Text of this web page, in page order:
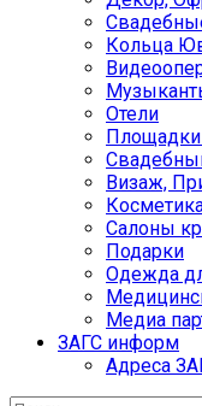
Кольца
Отели
Визаж,
Салоны
Подарки
Одежда
Медиа
ЗАГС информ
Адреса